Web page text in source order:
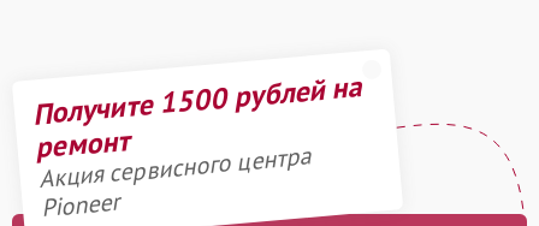
Получите 1500 рублей на
ремонт
Акция сервисного центра
Pioneer